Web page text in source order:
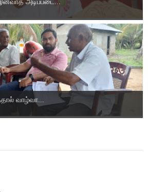
அடிப்படை...
வாழ்வா...